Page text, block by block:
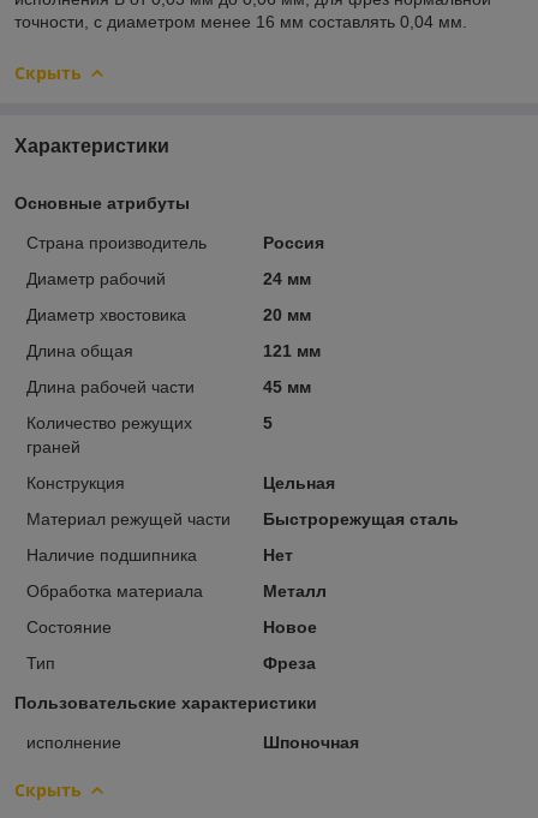
точности, с диаметром менее 16 мм составлять 0,04 мм.
Скрыть
Характеристики
Основные атрибуты
Страна производитель
Россия
Диаметр рабочий
24 мм
Диаметр хвостовика
20 мм
Длина общая
121 мм
Длина рабочей части
45 мм
Количество режущих
граней
5
Конструкция
Цельная
Материал режущей части
Быстрорежущая сталь
Наличие подшипника
Нет
Обработка материала
Металл
Состояние
Новое
Тип
Фреза
Пользовательские характеристики
исполнение Шпоночная
Скрыть